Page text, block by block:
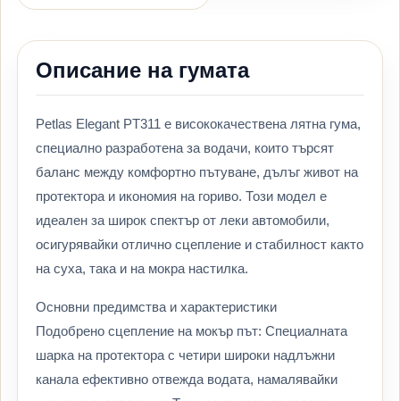
Описание на гумата
Petlas Elegant PT311 е висококачествена лятна гума,
специално разработена за водачи, които търсят
баланс между комфортно пътуване, дълъг живот на
протектора и икономия на гориво. Този модел е
идеален за широк спектър от леки автомобили,
осигурявайки отлично сцепление и стабилност както
на суха, така и на мокра настилка.
Основни предимства и характеристики
Подобрено сцепление на мокър път: Специалната
шарка на протектора с четири широки надлъжни
канала ефективно отвежда водата, намалявайки